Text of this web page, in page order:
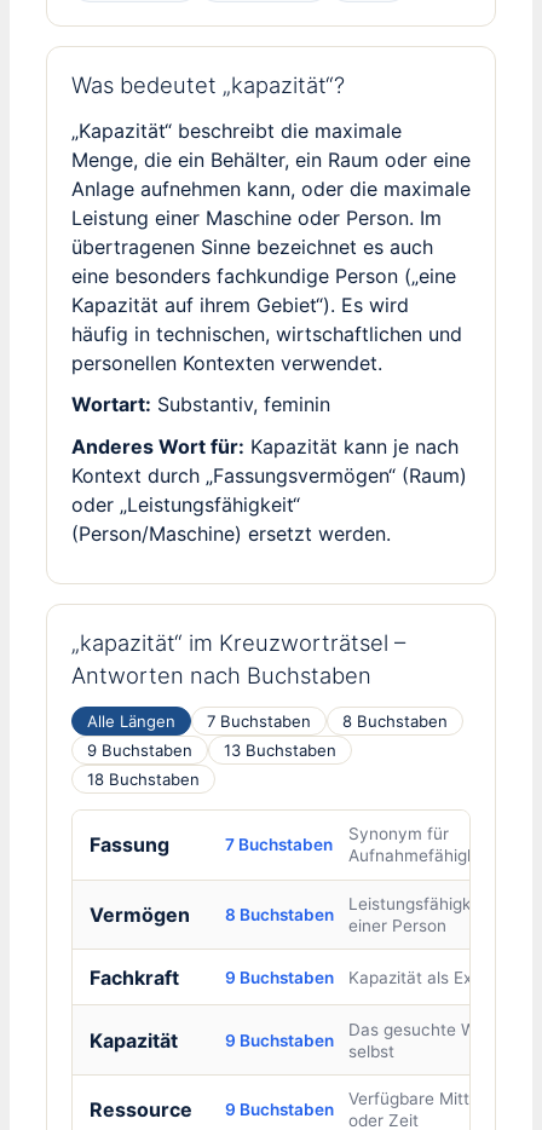
Was bedeutet „kapazität“?
„Kapazität“ beschreibt die maximale
Menge, die ein Behälter, ein Raum oder eine
Anlage aufnehmen kann, oder die maximale
Leistung einer Maschine oder Person. Im
übertragenen Sinne bezeichnet es auch
eine besonders fachkundige Person („eine
Kapazität auf ihrem Gebiet“). Es wird
häufig in technischen, wirtschaftlichen und
personellen Kontexten verwendet.
Wortart: Substantiv, feminin
Anderes Wort für: Kapazität kann je nach
Kontext durch „Fassungsvermögen“ (Raum)
oder „Leistungsfähigkeit“
(Person/Maschine) ersetzt werden.
„kapazität“ im Kreuzworträtsel –
Antworten nach Buchstaben
Alle Längen 7 Buchstaben
8 Buchstaben
9 Buchstaben
13 Buchstaben
18 Buchstaben
Fassung 7 Buchstaben
Synonym für
Aufnahmefähigkeit
Vermögen 8 Buchstaben
Leistungsfähigkeit
einer Person
Fachkraft 9 Buchstaben Kapazität als Experte
Kapazität 9 Buchstaben
Das gesuchte Wort
selbst
Ressource 9 Buchstaben
Verfügbare Mittel
oder Zeit